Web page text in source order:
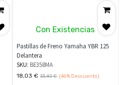
Con Existencias
Pastillas de Freno Yamaha YBR 125
Delantera
SKU: BE358MA
18,03 € 33,40€ (46% Descuento)